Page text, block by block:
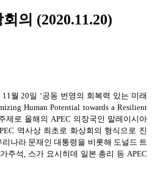
의 (2020.11.20)
월 20일 ‘공동 번영의 회복력 있는 미래
Human Potential towards a Resilient
제로 올해의 APEC 의장국인 말레이시아
역사상 최초로 화상회의 형식으로 진
나라 문재인 대통령을 비롯해 도널드 트
주석, 스가 요시히데 일본 총리 등 APEC